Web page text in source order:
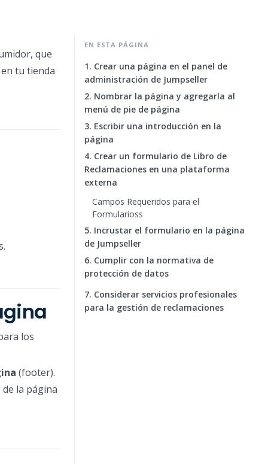
que
tu tienda
los
(footer).
de la página
EN ESTA PÁGINA
1. Crear una página en el panel de
administración de Jumpseller
2. Nombrar la página y agregarla al
menú de pie de página
3. Escribir una introducción en la
página
4. Crear un formulario de Libro de
Reclamaciones en una plataforma
externa
Campos Requeridos para el
Formularioss
5. Incrustar el formulario en la página
de Jumpseller
6. Cumplir con la normativa de
protección de datos
7. Considerar servicios profesionales
para la gestión de reclamaciones